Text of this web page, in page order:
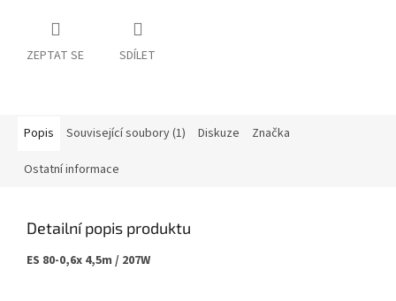
ZEPTAT SE SDÍLET
Popis Související soubory (1) Diskuze Značka
Ostatní informace
Detailní popis produktu
ES 80-0,6x 4,5m / 207W